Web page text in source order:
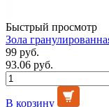
Быстрый просмотр
Зола
99 руб.
93.06 руб.
В корзину